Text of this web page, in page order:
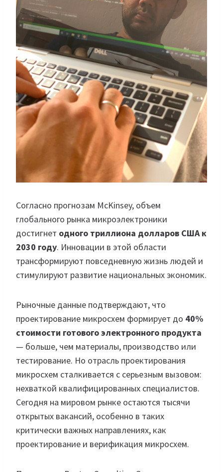
Согласно прогнозам McKinsey, объем
глобального рынка микроэлектроники
достигнет одного триллиона долларов США к
2030 году. Инновации в этой области
трансформируют повседневную жизнь людей и
стимулируют развитие национальных экономик.
Рыночные данные подтверждают, что
проектирование микросхем формирует до 40%
стоимости готового электронного продукта
— больше, чем материалы, производство или
тестирование. Но отрасль проектирования
микросхем сталкивается с серьезным вызовом:
нехваткой квалифицированных специалистов.
Сегодня на мировом рынке остаются тысячи
открытых вакансий, особенно в таких
критически важных направлениях, как
проектирование и верификация микросхем.